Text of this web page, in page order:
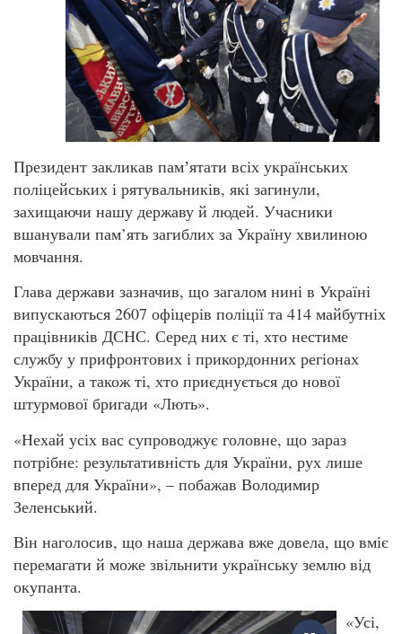
Президент закликав памʼятати всіх українських
поліцейських і рятувальників, які загинули,
захищаючи нашу державу й людей. Учасники
вшанували пам’ять загиблих за Україну хвилиною
мовчання.
Глава держави зазначив, що загалом нині в Україні
випускаються 2607 офіцерів поліції та 414 майбутніх
працівників ДСНС. Серед них є ті, хто нестиме
службу у прифронтових і прикордонних регіонах
України, а також ті, хто приєднується до нової
штурмової бригади «Лють».
«Нехай усіх вас супроводжує головне, що зараз
потрібне: результативність для України, рух лише
вперед для України», – побажав Володимир
Зеленський.
Він наголосив, що наша держава вже довела, що вміє
перемагати й може звільнити українську землю від
окупанта.
«Усі,